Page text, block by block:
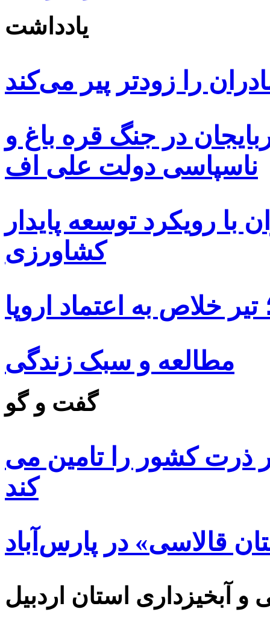
یادداشت
را زودتر پیر می‌کند
در جنگ قره باغ و
ناسپاسی دولت علی اف
با رویکرد توسعه پایدار
کشاورزی
خلاص به اعتماد اروپا
مطالعه و سبک زندگی
گفت و گو
۸۵ درصد بذر ذرت کشور را تامین می
کند
قالاسی» در پارس‌آباد